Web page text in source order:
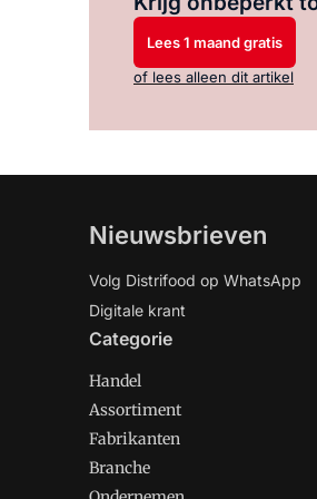
Lees 1 maand gratis
of lees alleen dit artikel
Nieuwsbrieven
Volg Distrifood op WhatsApp
Digitale krant
Categorie
Handel
Assortiment
Fabrikanten
Branche